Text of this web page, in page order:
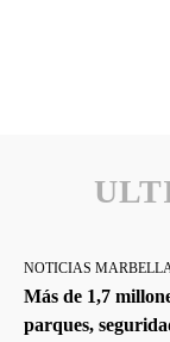
NOTICIAS
Más de 1,7
parques,